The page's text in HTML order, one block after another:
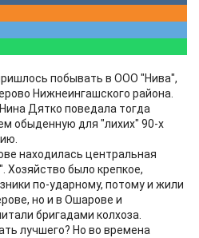
побывать в ООО "Нива",
Нижнеингашского района.
Дятко поведала тогда
обыденную для "лихих" 90-х
находилась центральная
Хозяйство было крепкое,
по-ударному, потому и жили
но и в Ошарове и
бригадами колхоза.
лучшего? Но во времена